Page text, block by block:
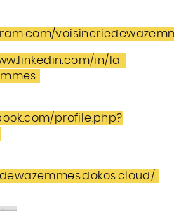
in/la-
profile.php?